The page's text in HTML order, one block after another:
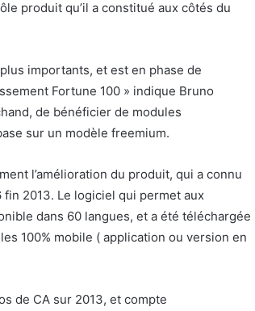
produit qu’il a constitué aux côtés du
importants, et est en phase de
Fortune 100 » indique Bruno
de bénéficier de modules
sur un modèle freemium.
l’amélioration du produit, qui a connu
2013. Le logiciel qui permet aux
dans 60 langues, et a été téléchargée
100% mobile ( application ou version en
de CA sur 2013, et compte